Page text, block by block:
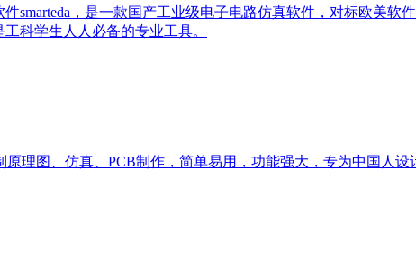
，是一款国产工业级电子电路仿真软件，对标欧美软
科学生人人必备的专业工具。
理图、仿真、PCB制作，简单易用，功能强大，专为中国人设